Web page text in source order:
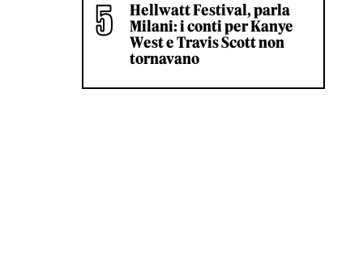
Hellwatt Festival, parla
Milani: i conti per Kanye
West e Travis Scott non
tornavano